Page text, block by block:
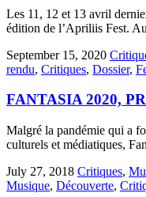
Les 11, 12 et 13 avril
édition de l’Apriliis Fest.
September 15, 2020
rendu, Critiques, Dossier,
FANTASIA 2020,
Malgré la pandémie qui a
culturels et médiatiques,
July 27, 2018 Critiques,
Musique, Découverte,